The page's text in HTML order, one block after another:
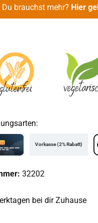
Du brauchst mehr? Hier
Vorkasse (2% Rabatt)
32202
bei dir Zuhause